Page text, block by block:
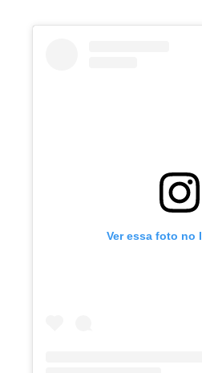
Ver essa foto no